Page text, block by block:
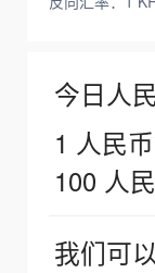
今日人
1 人民
100 人
我们可